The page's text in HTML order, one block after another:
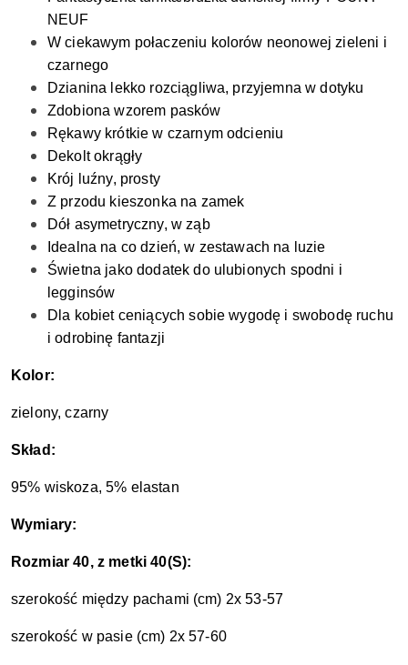
NEUF
W ciekawym połaczeniu kolorów neonowej zieleni i
czarnego
Dzianina lekko rozciągliwa, przyjemna w dotyku
Zdobiona wzorem pasków
Rękawy krótkie w czarnym odcieniu
Dekolt okrągły
Krój luźny, prosty
Z przodu kieszonka na zamek
Dół asymetryczny, w ząb
Idealna na co dzień, w zestawach na luzie
Świetna jako dodatek do ulubionych spodni i
legginsów
Dla kobiet ceniących sobie wygodę i swobodę ruchu
i odrobinę fantazji
Kolor:
zielony, czarny
Skład:
95% wiskoza, 5% elastan
Wymiary:
Rozmiar 40, z metki 40(S):
szerokość między pachami (cm) 2x 53-57
szerokość w pasie (cm) 2x 57-60